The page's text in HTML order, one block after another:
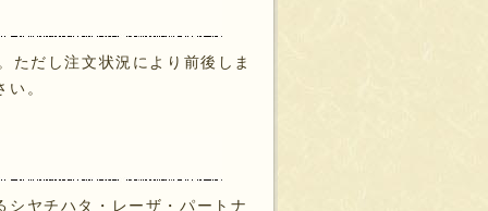
ただし注文状況により前後しま
。
ヤチハタ・レーザ・パートナ